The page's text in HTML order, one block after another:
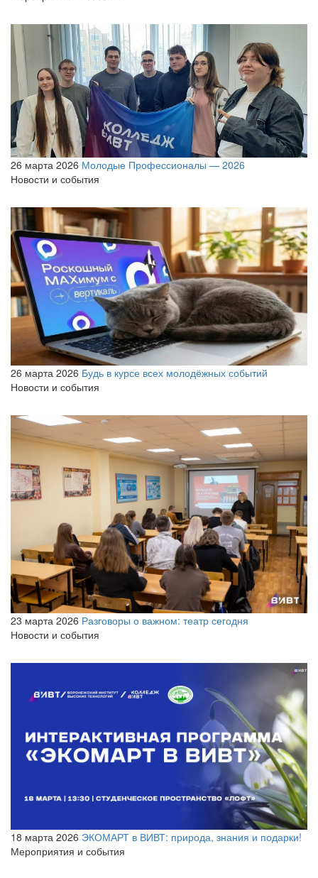
26 марта 2026 Молодые Профессионалы — 2026
Новости и события
26 марта 2026 Будь в курсе всех молодёжных событий
Новости и события
23 марта 2026 Разговоры о важном: театр сегодня
Новости и события
18 марта 2026 ЭКОМАРТ в ВИВТ: природа, знания и подарки!
Мероприятия и события